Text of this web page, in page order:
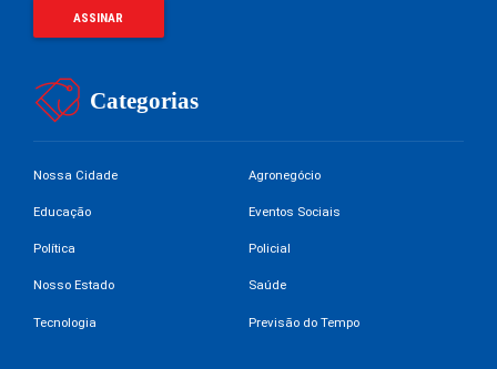
Categorias
Nossa Cidade Agronegócio
Educação Eventos Sociais
Política Policial
Nosso Estado Saúde
Tecnologia Previsão do Tempo